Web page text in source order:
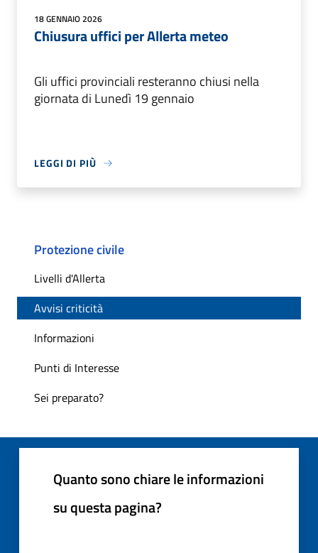
18 GENNAIO 2026
Chiusura uffici per Allerta meteo
Gli uffici provinciali resteranno chiusi nella
giornata di Lunedì 19 gennaio
LEGGI DI PIÙ
Protezione civile
Livelli d'Allerta
Avvisi criticità
Informazioni
Punti di Interesse
Sei preparato?
Quanto sono chiare le informazioni
su questa pagina?